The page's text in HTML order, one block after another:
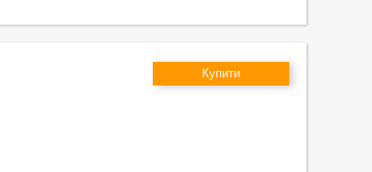
Купити